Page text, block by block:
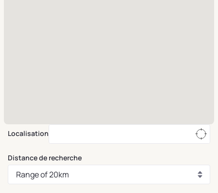
Localisation
Distance de recherche